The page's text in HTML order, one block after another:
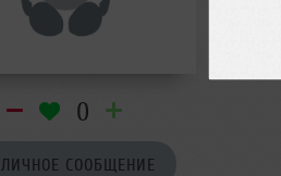
0
ЛИЧНОЕ СООБЩЕНИЕ